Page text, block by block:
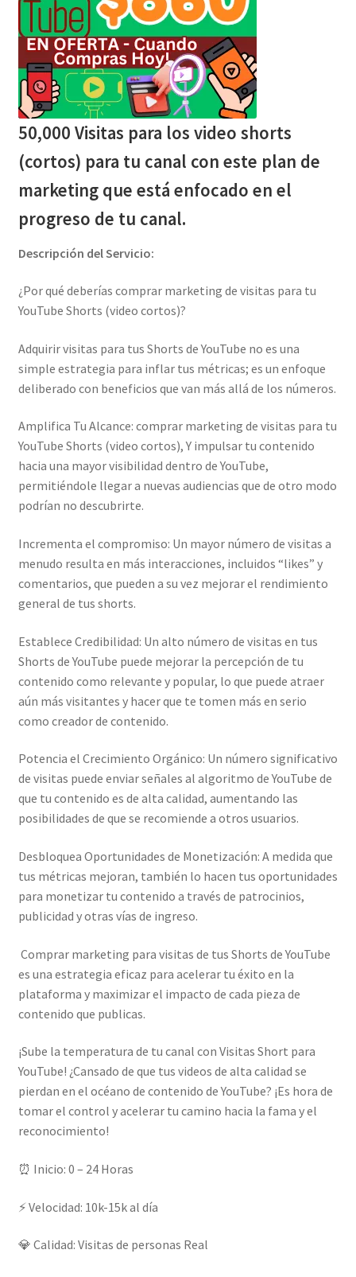
50,000 Visitas para los video shorts
(cortos) para tu canal con este plan de
marketing que está enfocado en el
progreso de tu canal.
Descripción del Servicio:
¿Por qué deberías comprar marketing de visitas para tu
YouTube Shorts (video cortos)?
Adquirir visitas para tus Shorts de YouTube no es una
simple estrategia para inflar tus métricas; es un enfoque
deliberado con beneficios que van más allá de los números.
Amplifica Tu Alcance: comprar marketing de visitas para tu
YouTube Shorts (video cortos), Y impulsar tu contenido
hacia una mayor visibilidad dentro de YouTube,
permitiéndole llegar a nuevas audiencias que de otro modo
podrían no descubrirte.
Incrementa el compromiso: Un mayor número de visitas a
menudo resulta en más interacciones, incluidos “likes” y
comentarios, que pueden a su vez mejorar el rendimiento
general de tus shorts.
Establece Credibilidad: Un alto número de visitas en tus
Shorts de YouTube puede mejorar la percepción de tu
contenido como relevante y popular, lo que puede atraer
aún más visitantes y hacer que te tomen más en serio
como creador de contenido.
Potencia el Crecimiento Orgánico: Un número significativo
de visitas puede enviar señales al algoritmo de YouTube de
que tu contenido es de alta calidad, aumentando las
posibilidades de que se recomiende a otros usuarios.
Desbloquea Oportunidades de Monetización: A medida que
tus métricas mejoran, también lo hacen tus oportunidades
para monetizar tu contenido a través de patrocinios,
publicidad y otras vías de ingreso.
Comprar marketing para visitas de tus Shorts de YouTube
es una estrategia eficaz para acelerar tu éxito en la
plataforma y maximizar el impacto de cada pieza de
contenido que publicas.
¡Sube la temperatura de tu canal con Visitas Short para
YouTube! ¿Cansado de que tus videos de alta calidad se
pierdan en el océano de contenido de YouTube? ¡Es hora de
tomar el control y acelerar tu camino hacia la fama y el
reconocimiento!
⏰ Inicio: 0 – 24 Horas
⚡ Velocidad: 10k-15k al día
💎 Calidad: Visitas de personas Real